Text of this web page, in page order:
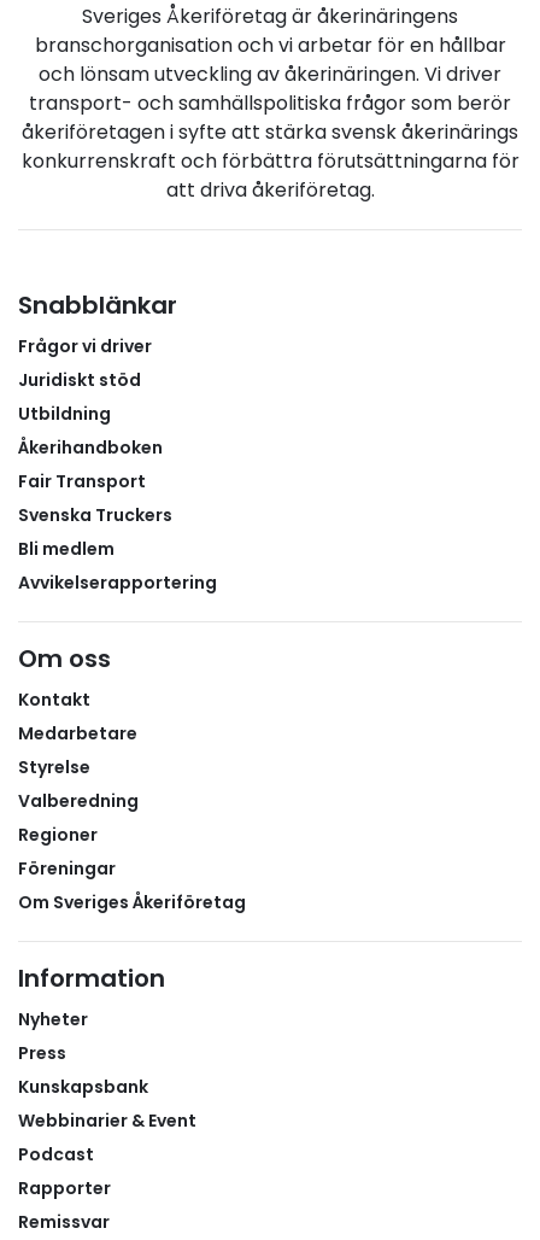
Sveriges Åkeriföretag är åkerinäringens
branschorganisation och vi arbetar för en hållbar
och lönsam utveckling av åkerinäringen. Vi driver
transport- och samhällspolitiska frågor som berör
åkeriföretagen i syfte att stärka svensk åkerinärings
konkurrenskraft och förbättra förutsättningarna för
att driva åkeriföretag.
Snabblänkar
Frågor vi driver
Juridiskt stöd
Utbildning
Åkerihandboken
Fair Transport
Svenska Truckers
Bli medlem
Avvikelserapportering
Om oss
Kontakt
Medarbetare
Styrelse
Valberedning
Regioner
Föreningar
Om Sveriges Åkeriföretag
Information
Nyheter
Press
Kunskapsbank
Webbinarier & Event
Podcast
Rapporter
Remissvar